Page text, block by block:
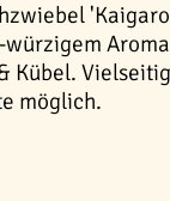
Kübel.
möglich.